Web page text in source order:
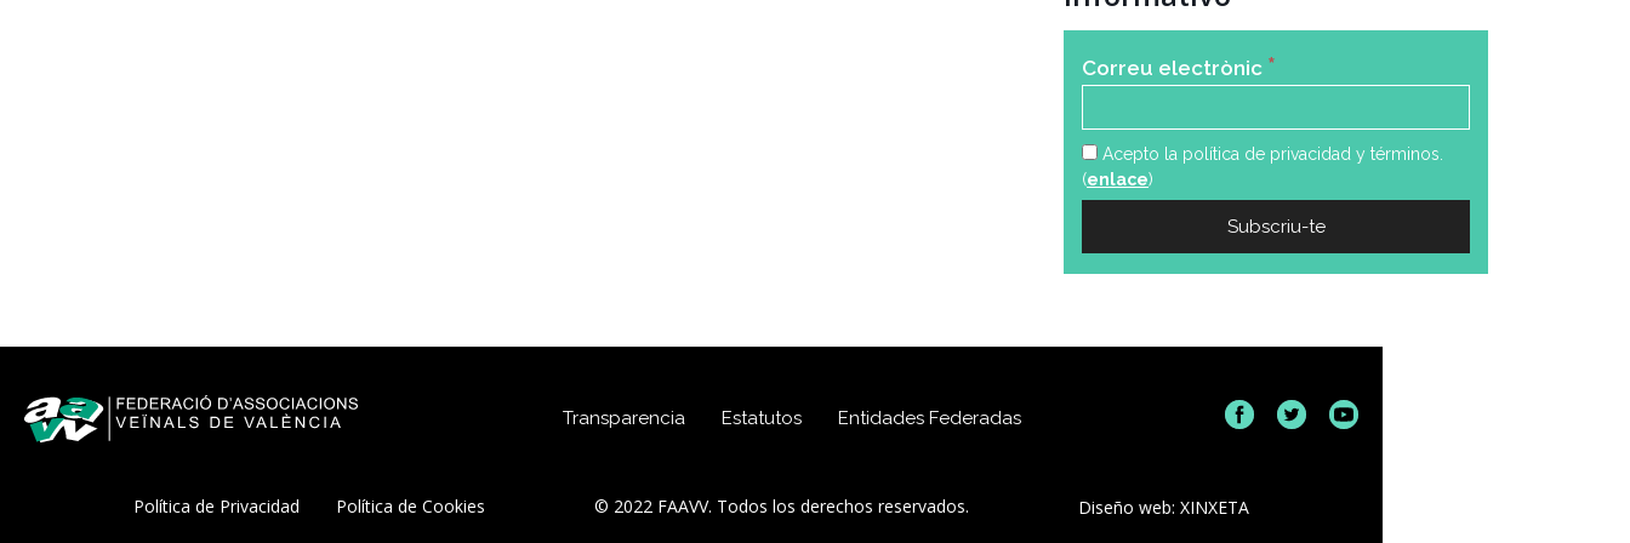
Correu electrònic *
Acepto la política de privacidad y términos.
(enlace)
Transparencia Estatutos Entidades Federadas
Política de Privacidad Política de Cookies © 2022 FAAVV. Todos los derechos reservados. Diseño web: XINXETA